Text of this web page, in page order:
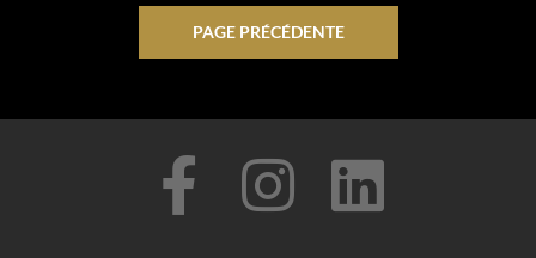
PAGE PRÉCÉDENTE